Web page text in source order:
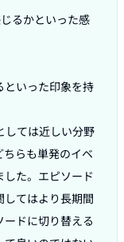
るかといった感
といった印象を持
ては近しい分野
らも単発のイベ
た。エピソード
てはより長期間
ドに切り替える